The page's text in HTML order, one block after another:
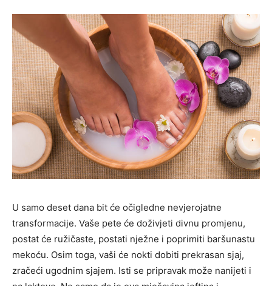
U samo deset dana bit će očigledne nevjerojatne
transformacije. Vaše pete će doživjeti divnu promjenu,
postat će ružičaste, postati nježne i poprimiti baršunastu
mekoću. Osim toga, vaši će nokti dobiti prekrasan sjaj,
zračeći ugodnim sjajem. Isti se pripravak može nanijeti i